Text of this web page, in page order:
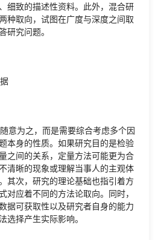
细致的描述性资料。此外，混合研
种取向，试图在广度与深度之间取
研究问题。
意为之，而是需要综合考虑多个因
本身的性质。如果研究目的是检验
之间的关系，定量方法可能更为合
清晰的现象或理解当事人的主观体
其次，研究的理论基础也指引着方
对应着不同的方法论取向。同时，
据可获取性以及研究者自身的能力
选择产生实际影响。